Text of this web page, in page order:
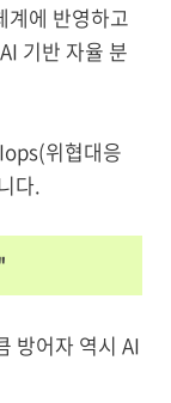
계에 반영하고
기반 자율 분
위협대응
다.
방어자 역시 AI